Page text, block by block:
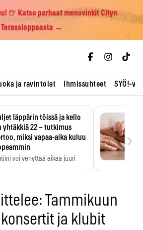
🍺 Katso parhaat menovinkit Cityn
Terassioppaasta →
ja ravintolat Ihmissuhteet SYÖ!-
läppärin töissä ja kello
yhtäkkiä 22 – tutkimus
miksi vapaa-aika kuluu
voi venyttää aikaa juuri
›
Tammikuun
konsertit ja klubit